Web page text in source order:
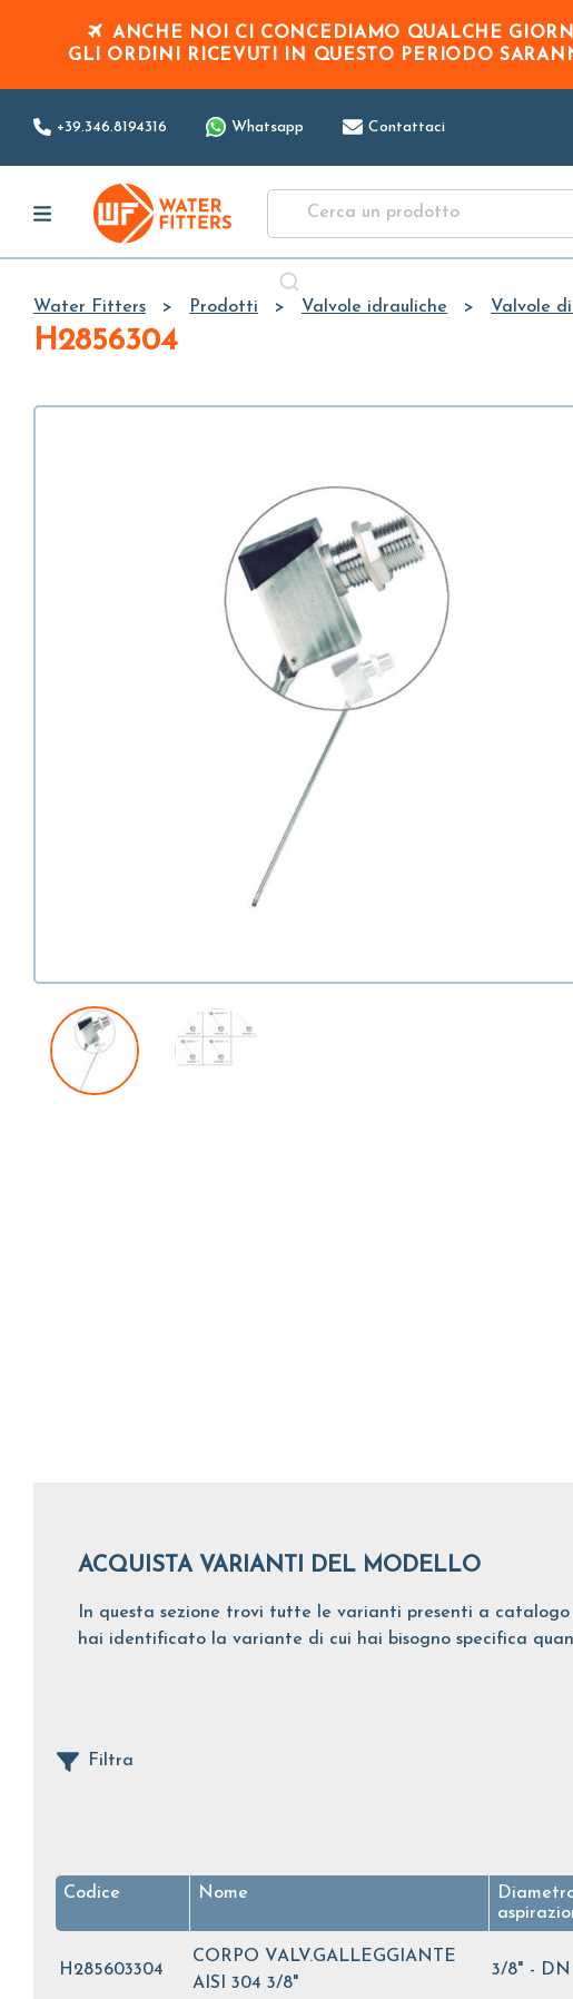
ANCHE NOI CI CONCEDIAMO QUALCHE
GLI ORDINI RICEVUTI IN QUESTO PERIODO
+39.346.8194316 Whatsapp Contattaci
Water Fitters Prodotti Valvole idrauliche Valvole
H2856304
ACQUISTA VARIANTI DEL MODELLO
In questa sezione trovi tutte le varianti presenti a
hai identificato la variante di cui hai bisogno specifica
Filtra
Codice Nome
H285603304
CORPO VALV.GALLEGGIANTE
AISI 304 3/8"
3/8" - DN